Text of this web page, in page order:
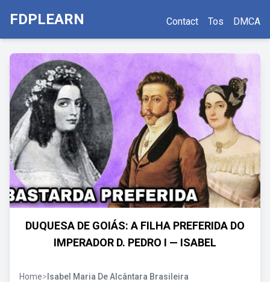
FDPLEARN Contact Tos DMCA
DUQUESA DE GOIÁS: A FILHA PREFERIDA DO
IMPERADOR D. PEDRO I — ISABEL
Home> Isabel Maria De Alcântara Brasileira